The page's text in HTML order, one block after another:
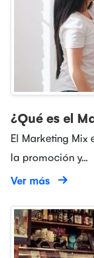
¿Qué es el
El Marketing Mix
la promoción y...
Ver más